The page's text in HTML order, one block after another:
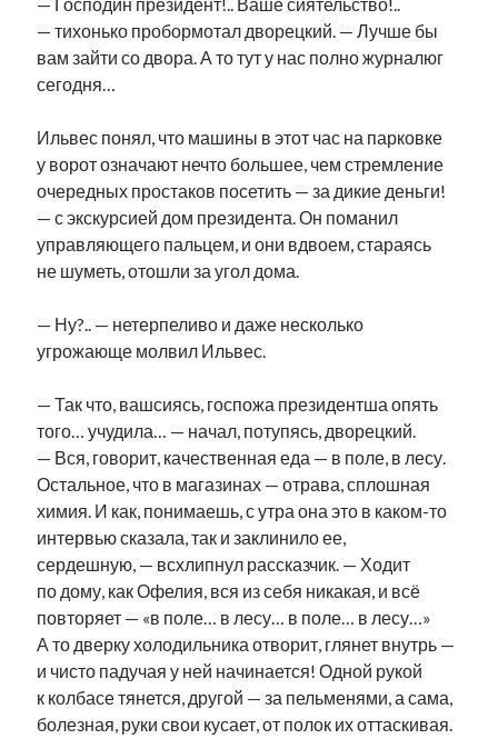
— тихонько пробормотал дворецкий. — Лучше бы
вам зайти со двора. А то тут у нас полно журналюг
сегодня…
Ильвес понял, что машины в этот час на парковке
у ворот означают нечто большее, чем стремление
очередных простаков посетить — за дикие деньги!
— с экскурсией дом президента. Он поманил
управляющего пальцем, и они вдвоем, стараясь
не шуметь, отошли за угол дома.
— Ну?.. — нетерпеливо и даже несколько
угрожающе молвил Ильвес.
— Так что, вашсиясь, госпожа президентша опять
того… учудила… — начал, потупясь, дворецкий.
— Вся, говорит, качественная еда — в поле, в лесу.
Остальное, что в магазинах — отрава, сплошная
химия. И как, понимаешь, с утра она это в каком-то
интервью сказала, так и заклинило ее,
сердешную, — всхлипнул рассказчик. — Ходит
по дому, как Офелия, вся из себя никакая, и всё
повторяет — «в поле… в лесу… в поле… в лесу…»
А то дверку холодильника отворит, глянет внутрь —
и чисто падучая у ней начинается! Одной рукой
к колбасе тянется, другой — за пельменями, а сама,
болезная, руки свои кусает, от полок их оттаскивая.